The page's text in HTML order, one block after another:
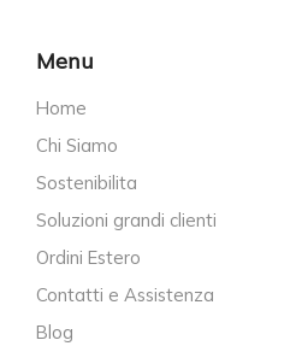
Menu
Home
Chi Siamo
Sostenibilita
Soluzioni grandi clienti
Ordini Estero
Contatti e Assistenza
Blog